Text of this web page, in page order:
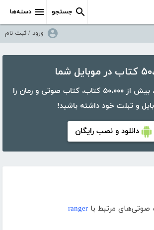
دسته‌ها جستجو
ورود / ثبت نام
شما
با اپلیکیشن کتابراه، بیش از ۵۰،۰۰۰ کتاب، کتاب صوتی و رمان را
و تبلت خود داشته باشید!
دانلود و نصب رایگان
صوتی‌های مرتبط با ranger